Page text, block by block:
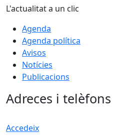
L'actualitat a un clic
Agenda
Agenda política
Avisos
Notícies
Publicacions
Adreces i telèfons
Accedeix